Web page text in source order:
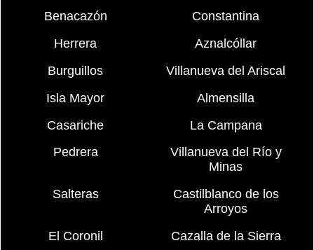
Benacazón
Constantina
Herrera
Aznalcóllar
Burguillos
Villanueva del Ariscal
Isla Mayor
Almensilla
Casariche
La Campana
Pedrera
Villanueva del Río y
Minas
Salteras
Castilblanco de los
Arroyos
El Coronil
Cazalla de la Sierra